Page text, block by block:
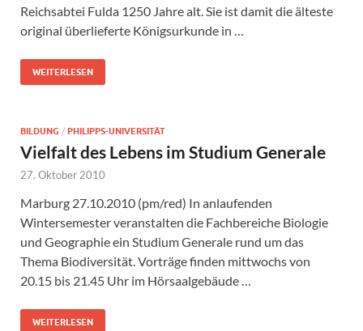
Reichsabtei Fulda 1250 Jahre alt. Sie ist damit die älteste
original überlieferte Königsurkunde in …
WEITERLESEN
BILDUNG / PHILIPPS-UNIVERSITÄT
Vielfalt des Lebens im Studium Generale
27. Oktober 2010
Marburg 27.10.2010 (pm/red) In anlaufenden
Wintersemester veranstalten die Fachbereiche Biologie
und Geographie ein Studium Generale rund um das
Thema Biodiversität. Vorträge finden mittwochs von
20.15 bis 21.45 Uhr im Hörsaalgebäude …
WEITERLESEN